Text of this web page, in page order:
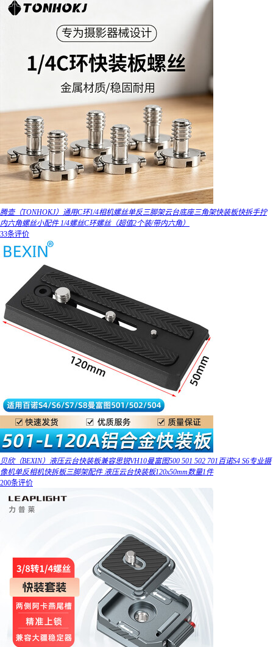
腾壶（TONHOKJ）通用C环1/4相机螺丝单反三脚架云台底座三角架快装板快拆手拧
内六角螺丝小配件 1/4螺丝C环螺丝（超值2个装/带内六角）
33条评价
贝欣（BEXIN）液压云台快装板兼容思锐VH10曼富图500 501 502 701百诺S4 S6专业摄
像机单反相机快拆板三脚架配件 液压云台快装板120x50mm数量1件
200条评价